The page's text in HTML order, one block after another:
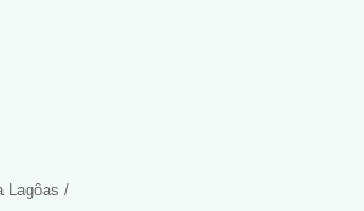
Lagôas /